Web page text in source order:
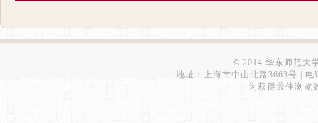
© 2014 华东师范大
地址：上海市中山北路3663号 | 电
为获得最佳浏览